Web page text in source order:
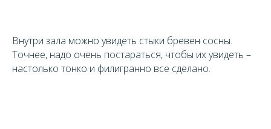
Внутри зала можно увидеть стыки бревен сосны.
Точнее, надо очень постараться, чтобы их увидеть –
настолько тонко и филигранно все сделано.